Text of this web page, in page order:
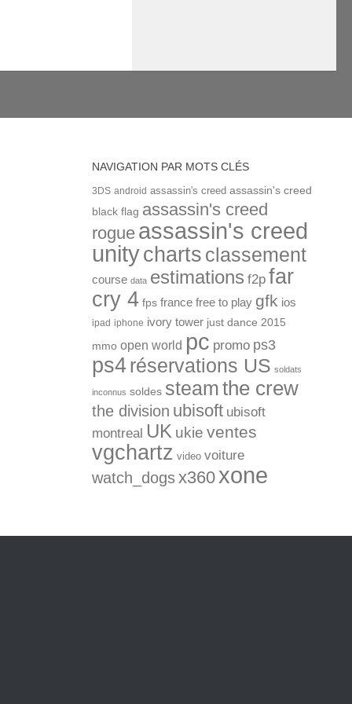
NAVIGATION PAR MOTS CLÉS
3DS android assassin's creed assassin's creed
black flag assassin's creed
rogue assassin's creed
unitycharts classement
course data estimations f2p far
cry 4 fps france free to play gfk ios
ipad iphone ivory tower just dance 2015
mmo open world pc promo ps3
ps4réservations US soldats
inconnus soldes steamthe crew
the division ubisoft ubisoft
montreal UK ukie ventes
vgchartz video voiture
watch_dogsx360 xone